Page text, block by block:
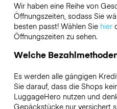
Wir haben eine Reihe von
Öffnungszeiten, sodass Sie
besten passt! Wählen Sie hier
Öffnungszeiten zu sehen.
Welche
Es werden alle gängigen
Sie darauf, dass die Shops
LuggageHero nutzen und
Gepäckstücke nur versichert